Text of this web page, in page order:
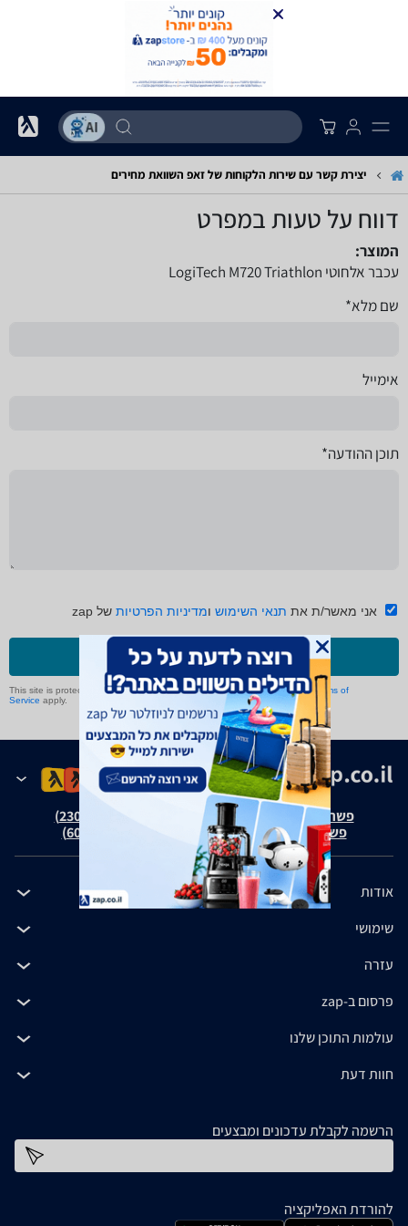
יצירת קשר עם שירות הלקוחות של זאפ השוואת מחירים
דווח על טעות במפרט
המוצר:
עכבר אלחוטי LogiTech M720 Triathlon
שם מלא*
אימייל
תוכן ההודעה*
אני מאשר/ת את תנאי השימוש ומדיניות הפרטיות של zap
שליחה
This site is protected by reCAPTCHA and the GooglePrivacy Policyand Terms of
Service apply.
פשרה בת"צ אבנצ'יק נ' זאפ גרופ (ת"צ 23008-08-20)
פשרה בת"צ כהנים נ' זאפ גרופ (ת"צ 60371-12-19)
אודות
שימושי
עזרה
פרסום ב-zap
עולמות התוכן שלנו
חוות דעת
הרשמה לקבלת עדכונים ומבצעים
להורדת האפליקציה